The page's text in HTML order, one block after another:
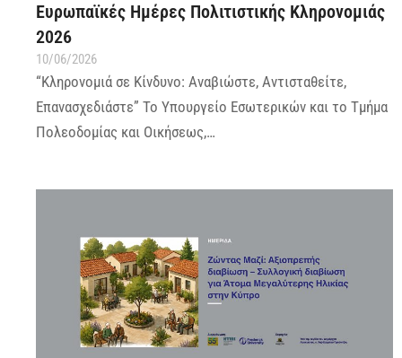
Ευρωπαϊκές Ημέρες Πολιτιστικής Κληρονομιάς
2026
10/06/2026
“Κληρονομιά σε Κίνδυνο: Αναβιώστε, Αντισταθείτε,
Επανασχεδιάστε” Το Υπουργείο Εσωτερικών και το Τμήμα
Πολεοδομίας και Οικήσεως,…